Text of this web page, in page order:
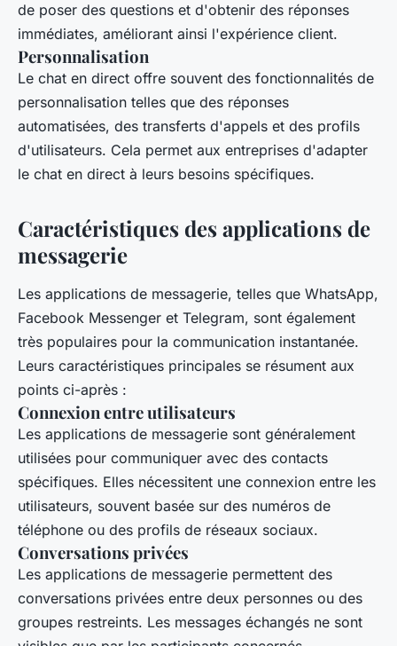
de poser des questions et d'obtenir des réponses
immédiates, améliorant ainsi l'expérience client.
Personnalisation
Le chat en direct offre souvent des fonctionnalités de
personnalisation telles que des réponses
automatisées, des transferts d'appels et des profils
d'utilisateurs. Cela permet aux entreprises d'adapter
le chat en direct à leurs besoins spécifiques.
Caractéristiques des applications de
messagerie
Les applications de messagerie, telles que WhatsApp,
Facebook Messenger et Telegram, sont également
très populaires pour la communication instantanée.
Leurs caractéristiques principales se résument aux
points ci-après :
Connexion entre utilisateurs
Les applications de messagerie sont généralement
utilisées pour communiquer avec des contacts
spécifiques. Elles nécessitent une connexion entre les
utilisateurs, souvent basée sur des numéros de
téléphone ou des profils de réseaux sociaux.
Conversations privées
Les applications de messagerie permettent des
conversations privées entre deux personnes ou des
groupes restreints. Les messages échangés ne sont